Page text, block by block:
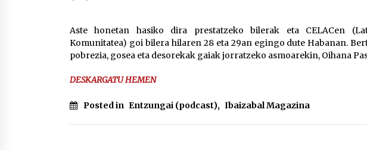
POTTO: San Pedro jaietako bertso-
saioa
Auritz Iñurrietaren margoak
ikusgai Uribitarte40 aretoan
Aste honetan hasiko dira prestatzeko bilerak eta CELACen
Komunitatea) goi bilera hilaren 28 eta 29an egingo dute Habanan.
pobrezia, gosea eta desorekak gaiak jorratzeko asmoarekin, Oihana
DESKARGATU HEMEN
Posted in Entzungai (podcast), Ibaizabal Magazina